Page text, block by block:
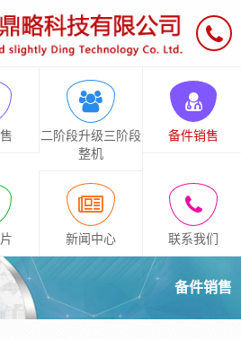
二阶段升级三阶段
整机
备件销售
新闻中心 联系我们
备件销售